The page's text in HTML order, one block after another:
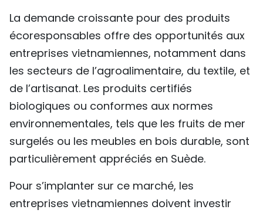
La demande croissante pour des produits
écoresponsables offre des opportunités aux
entreprises vietnamiennes, notamment dans
les secteurs de l’agroalimentaire, du textile, et
de l’artisanat. Les produits certifiés
biologiques ou conformes aux normes
environnementales, tels que les fruits de mer
surgelés ou les meubles en bois durable, sont
particulièrement appréciés en Suède.
Pour s’implanter sur ce marché, les
entreprises vietnamiennes doivent investir